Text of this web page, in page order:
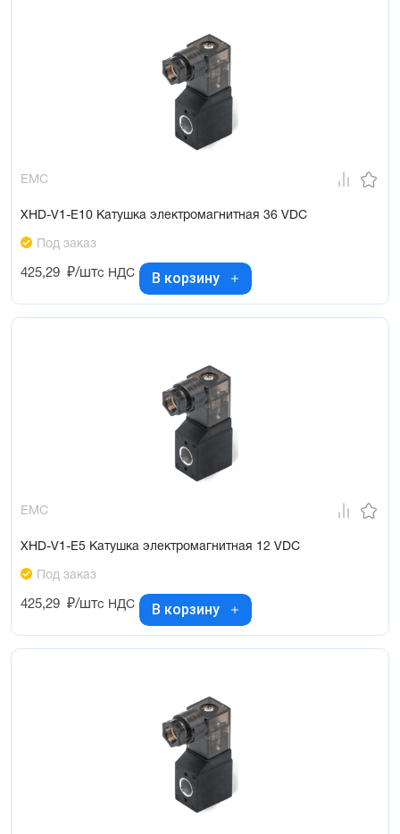
EMC
XHD-V1-E10 Катушка электромагнитная 36 VDC
Под заказ
425,29 ₽/штс НДС В корзину
EMC
XHD-V1-E5 Катушка электромагнитная 12 VDC
Под заказ
425,29 ₽/штс НДС В корзину